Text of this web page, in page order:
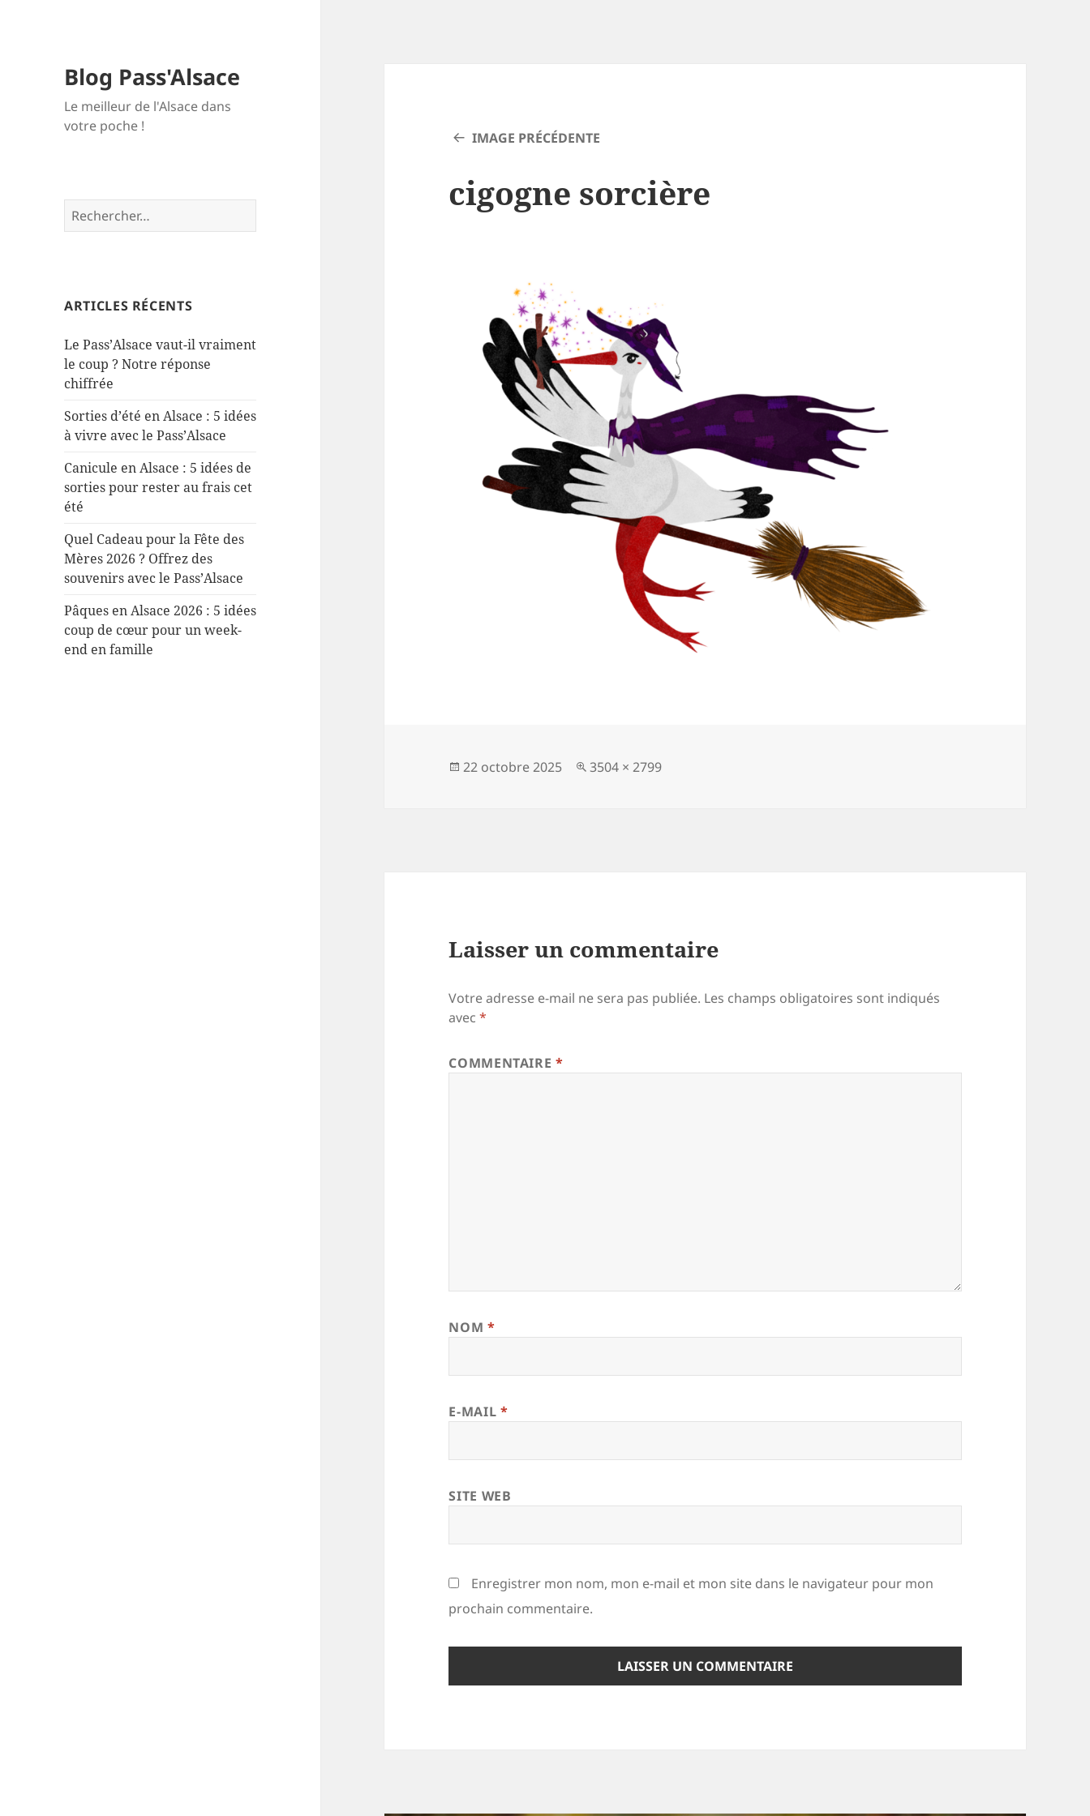
Blog Pass'Alsace
Le meilleur de l'Alsace dans
votre poche !
Rechercher :
ARTICLES RÉCENTS
Le Pass’Alsace vaut-il vraiment
le coup ? Notre réponse
chiffrée
Sorties d’été en Alsace : 5 idées
à vivre avec le Pass’Alsace
Canicule en Alsace : 5 idées de
sorties pour rester au frais cet
été
Quel Cadeau pour la Fête des
Mères 2026 ? Offrez des
souvenirs avec le Pass’Alsace
Pâques en Alsace 2026 : 5 idées
coup de cœur pour un week-
end en famille
IMAGE PRÉCÉDENTE
cigogne sorcière
Publié
22 octobre 2025
Taille
3504 × 2799
Laisser un commentaire
Votre adresse e-mail ne sera pas publiée. Les champs obligatoires sont indiqués
avec*
COMMENTAIRE*
NOM *
E-MAIL *
SITE WEB
Enregistrer mon nom, mon e-mail et mon site dans le navigateur pour mon
prochain commentaire.